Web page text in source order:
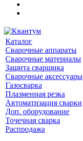
Каталог
Сварочные аппараты
Сварочные материалы
Защита сварщика
Сварочные аксессуары
Газосварка
Плазменная резка
Автоматизация сварки
Доп. оборудование
Точечная сварка
Распродажа